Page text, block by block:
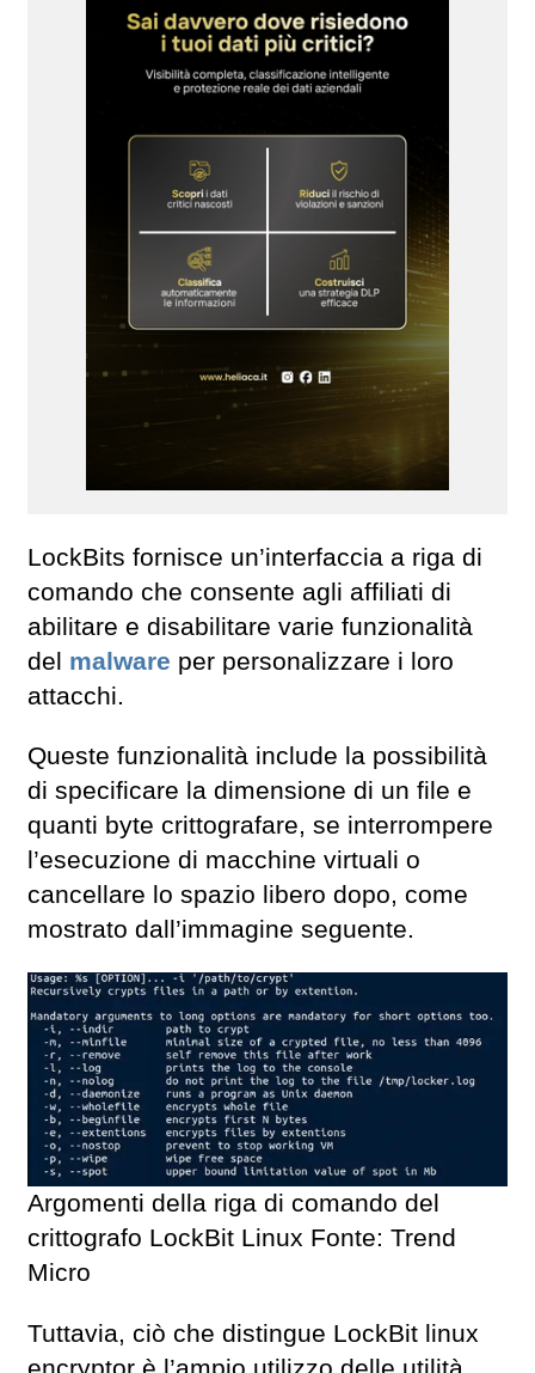
LockBits fornisce un’interfaccia a riga di
comando che consente agli affiliati di
abilitare e disabilitare varie funzionalità
del malware per personalizzare i loro
attacchi.
Queste funzionalità include la possibilità
di specificare la dimensione di un file e
quanti byte crittografare, se interrompere
l’esecuzione di macchine virtuali o
cancellare lo spazio libero dopo, come
mostrato dall’immagine seguente.
Argomenti della riga di comando del
crittografo LockBit Linux Fonte: Trend
Micro
Tuttavia, ciò che distingue LockBit linux